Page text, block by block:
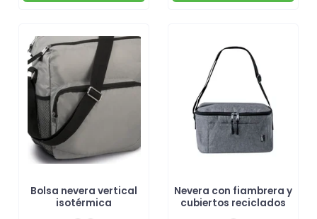
Bolsa nevera vertical
isotérmica
Nevera con fiambrera y
cubiertos reciclados